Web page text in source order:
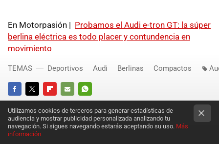
En Motorpasión | Probamos el Audi e-tron GT: la súper
berlina eléctrica es todo placer y contundencia en
movimiento
FACEBOOKTWITTERFLIPBOARD
E-
MAIL
WHATSAPP
TEMAS Deportivos Audi Berlinas Compactos
Utilizamos cookies de terceros para generar estadísticas de
audiencia y mostrar publicidad personalizada analizando tu
navegación. Si sigues navegando estarás aceptando su uso. Más
información